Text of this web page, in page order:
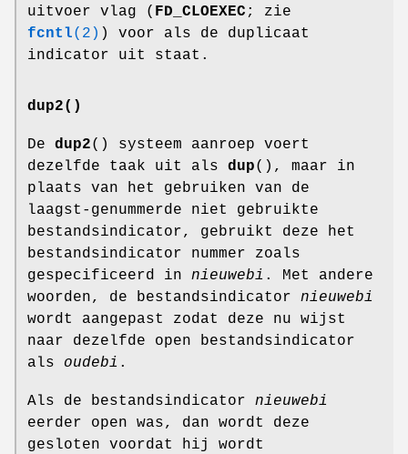
uitvoer vlag ( FD_CLOEXEC ; zie
fcntl(2) ) voor als de duplicaat
indicator uit staat.
dup2()
De dup2() systeem aanroep voert
dezelfde taak uit als dup(), maar in
plaats van het gebruiken van de
laagst-genummerde niet gebruikte
bestandsindicator, gebruikt deze het
bestandsindicator nummer zoals
gespecificeerd in nieuwebi . Met andere
woorden, de bestandsindicator nieuwebi
wordt aangepast zodat deze nu wijst
naar dezelfde open bestandsindicator
als oudebi .
Als de bestandsindicator nieuwebi
eerder open was, dan wordt deze
gesloten voordat hij wordt